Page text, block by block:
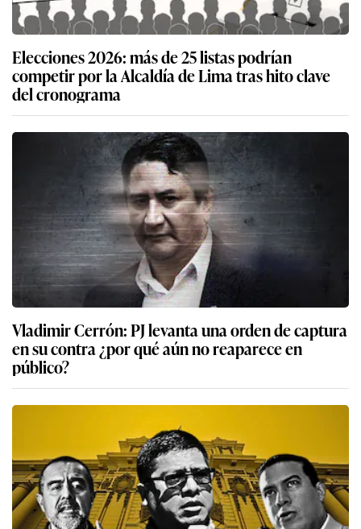
Elecciones 2026: más de 25 listas podrían
competir por la Alcaldía de Lima tras hito clave
del cronograma
Vladimir Cerrón: PJ levanta una orden de captura
en su contra ¿por qué aún no reaparece en
público?